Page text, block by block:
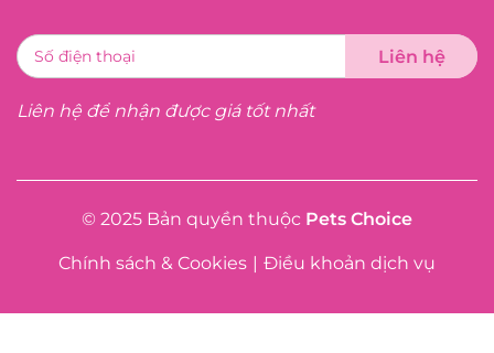
Liên hệ để nhận được giá tốt nhất
© 2025 Bản quyền thuộc Pets Choice
Chính sách & Cookies | Điều khoản dịch vụ